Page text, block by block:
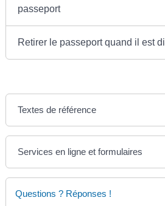
passeport
Retirer le passeport quand il est
Textes de référence
Services en ligne et formulaires
Questions ? Réponses !